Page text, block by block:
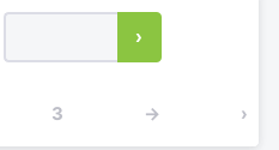
›
3 → ›